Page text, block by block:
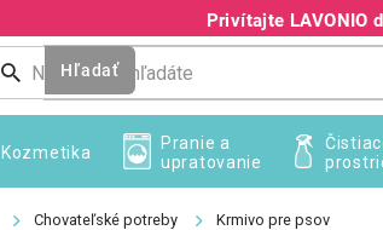
Privítajte LAVONIO
Hľadať
Kozmetika
Pranie a
upratovanie
Chovateľské potreby Krmivo pre psov